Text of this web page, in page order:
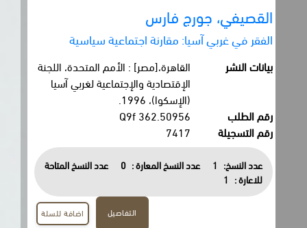
القصيفي، جورج فارس
الفقر في غربي آسيا: مقارنة اجتماعية سياسية
بيانات النشر
القاهرة،[مصر] : الأمم المتحدة، اللجنة
الإقتصادية والإجتماعية لغربي آسيا
(الإسكوا)، 1996.
رقم الطلب
362.50956 Q9f
رقم التسجيلة
7417
عدد النسخ: 1 عدد النسخ المعارة : 0
عدد النسخ المتاحة
للاعارة :
1
اضافة للسلة